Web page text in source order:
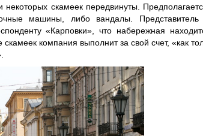
некоторых скамеек передвинуты.
машины, либо вандалы. Представитель
«Карповки», что набережная
компания выполнит за свой счет, «как